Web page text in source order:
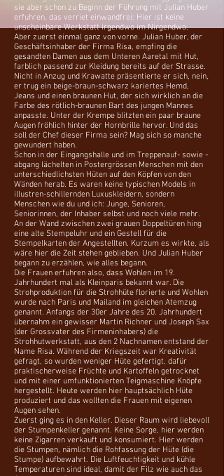
sie aber schon zu Beginn der Führung mit Julian Huber
erfuhren, das verriet einwandfrei: Hier ist keine
unscheinbare Werkstatt irgendwo im Nirgendwo.
Aber zuerst einmal ganz von vorne. Julian Huber, der
Geschäftsinhaber der Firma Risa, empfing die
gesandten Damen aus dem Unteren Aaretal mit Hut,
farblich passend zur Kleidung bereits auf der Strasse.
Nicht in Anzug und Krawatte präsentierte er sich, nein,
er trug ein beige-braun-schwarz kariertes Hemd,
Jeans und einen braunen Hut, der sich wirklich an die
Farbe des rötlich-braunen Bart des jungen Mannes
anpasste. Unter der Krempe blitzten ein paar braune
Augen fröhlich hinter der Hornbrille hervor. Und das
soll der Chef dieser Firma sein? Mag sich so manche
gewundert haben.
Schon in der Eingangshalle und im Treppenauf- sowie -
abgang lächelten in Postergrössen Menschen mit den
unterschiedlichsten Hüten auf den Köpfen von den
Wänden herab. Es waren keine typischen Models in
illustren-schillernden Luxuskleidern, sondern
Menschen wie du und ich: Junge, Senioren,
Seniorinnen, der Inhaber selbst und noch viele mehr.
An der Wand zwischen zwei grauen Doppeltüren hing
eine alte Stempeluhr und ein Gestell für die
Stempelkarten der Angestellten. Kurzum es wirkte, als
wäre hier die Zeit stehen geblieben. Und Julian Huber
begann zu erzählen, wie alles begann.
Die Frauen erfuhren also, dass Wohlen im 19.
Jahrhundert mal als Kleinparis bekannt war. Die
Strohproduktion für die Strohhüte florierte und Wohlen
wurde nach Paris und Mailand im gleichen Atemzug
genannt. Anfangs der 30er Jahre des 20. Jahrhundert
übernahm ein gewisser Martin Richner und Joseph Sax
(der Grossvater des Firmeninhabers) die
Strohhutwerkstatt, aus den 2 Nachnamen entstand der
Name Risa. Während der Kriegszeit war Kreativität
gefragt, so wurden weniger Hüte gefertigt, dafür
praktischerweise Früchte und Kartoffeln getrocknet
und mit einer umfunktionierten Teigmaschine Knöpfe
hergestellt. Heute werden hier hauptsächlich Hüte
produziert und das wollten die Frauen mit eigenen
Augen sehen.
Zuerst ging es in den Keller. Dieser Raum wird liebevoll
der Stumpenkeller genannt. Keine Sorge, hier werden
keine Zigarren verkauft und konsumiert. Hier werden
die Stumpen, nämlich die Rohfassung der Hüte (die
Stumpe) aufbewahrt. Die Luftfeuchtigkeit und kühle
Temperaturen sind ideal, damit der Filz wie auch das